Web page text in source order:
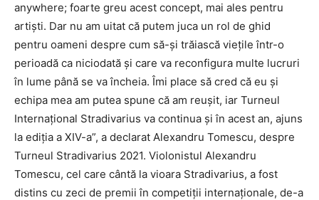
anywhere; foarte greu acest concept, mai ales pentru
artiști. Dar nu am uitat că putem juca un rol de ghid
pentru oameni despre cum să-și trăiască viețile într-o
perioadă ca niciodată și care va reconfigura multe lucruri
în lume până se va încheia. Îmi place să cred că eu și
echipa mea am putea spune că am reușit, iar Turneul
Internațional Stradivarius va continua și în acest an, ajuns
la ediția a XIV-a”, a declarat Alexandru Tomescu, despre
Turneul Stradivarius 2021. Violonistul Alexandru
Tomescu, cel care cântă la vioara Stradivarius, a fost
distins cu zeci de premii în competiții internaționale, de-a